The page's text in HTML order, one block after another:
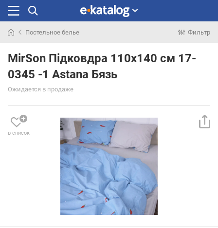
раньше
Постельное белье Фильтр
MirSon Підковдра 110х140 см 17-
0345 -1 Astana Бязь
Ожидается в продаже
в список